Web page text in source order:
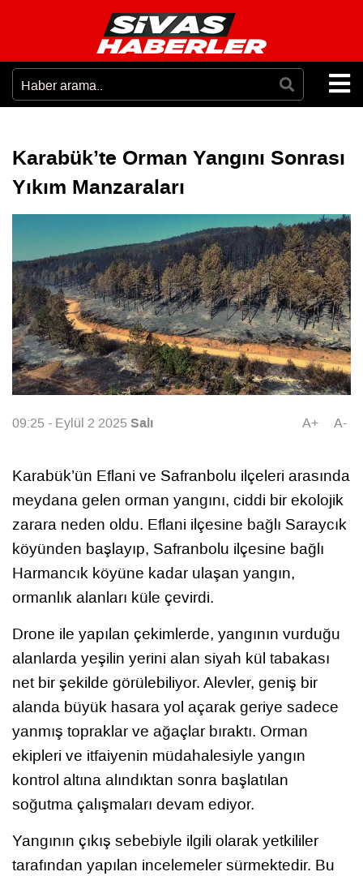
Karabük’te Orman Yangını Sonrası
Yıkım Manzaraları
09:25 - Eylül 2 2025Salı A+ A-
Karabük’ün Eflani ve Safranbolu ilçeleri arasında
meydana gelen orman yangını, ciddi bir ekolojik
zarara neden oldu. Eflani ilçesine bağlı Saraycık
köyünden başlayıp, Safranbolu ilçesine bağlı
Harmancık köyüne kadar ulaşan yangın,
ormanlık alanları küle çevirdi.
Drone ile yapılan çekimlerde, yangının vurduğu
alanlarda yeşilin yerini alan siyah kül tabakası
net bir şekilde görülebiliyor. Alevler, geniş bir
alanda büyük hasara yol açarak geriye sadece
yanmış topraklar ve ağaçlar bıraktı. Orman
ekipleri ve itfaiyenin müdahalesiyle yangın
kontrol altına alındıktan sonra başlatılan
soğutma çalışmaları devam ediyor.
Yangının çıkış sebebiyle ilgili olarak yetkililer
tarafından yapılan incelemeler sürmektedir. Bu